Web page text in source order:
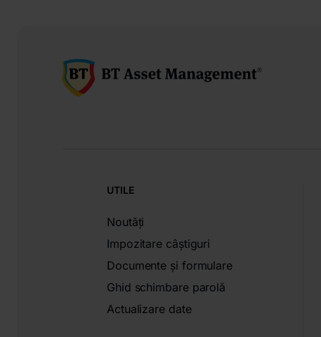
UTILE
Noutăți
Impozitare câștiguri
Documente și formulare
Ghid schimbare parolă
Actualizare date